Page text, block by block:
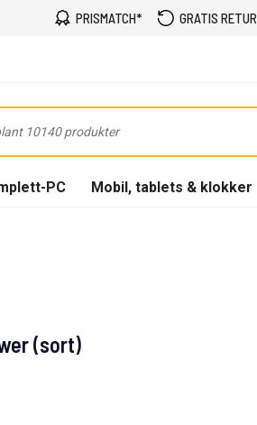
PRISMATCH* GRATIS RETUR
PC Mobil, tablets & klokker
(sort)